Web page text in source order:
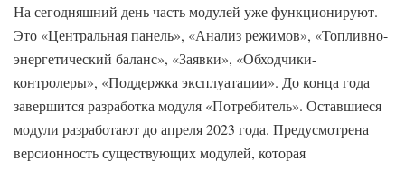
На сегодняшний день часть модулей уже функционируют.
Это «Центральная панель», «Анализ режимов», «Топливно-
энергетический баланс», «Заявки», «Обходчики-
контролеры», «Поддержка эксплуатации». До конца года
завершится разработка модуля «Потребитель». Оставшиеся
модули разработают до апреля 2023 года. Предусмотрена
версионность существующих модулей, которая